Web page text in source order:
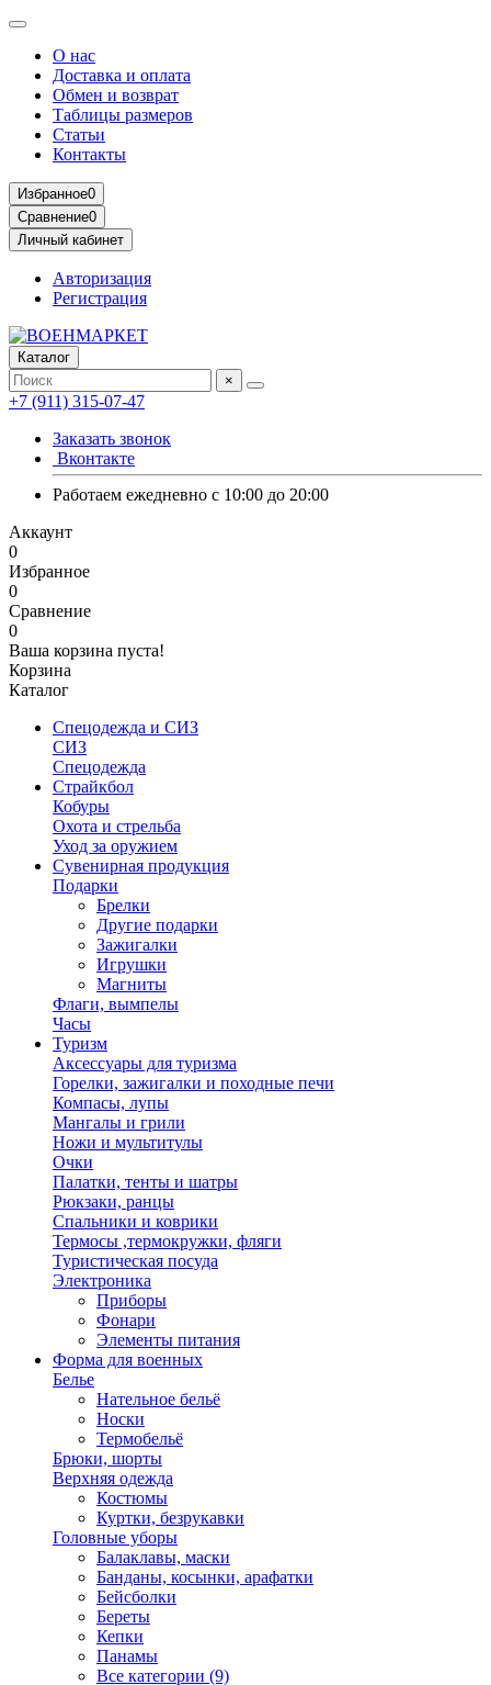
О нас
Доставка и оплата
Обмен и возврат
Таблицы размеров
Статьи
Контакты
Избранное0
Сравнение0
Личный кабинет
Авторизация
Регистрация
Каталог
×
+7 (911) 315-07-47
Заказать звонок
Вконтакте
Работаем ежедневно с 10:00 до 20:00
Аккаунт
0
Избранное
0
Сравнение
0
Ваша корзина пуста!
Корзина
Каталог
Спецодежда и СИЗ
СИЗ
Спецодежда
Страйкбол
Кобуры
Охота и стрельба
Уход за оружием
Сувенирная продукция
Подарки
Брелки
Другие подарки
Зажигалки
Игрушки
Магниты
Флаги, вымпелы
Часы
Туризм
Аксессуары для туризма
Горелки, зажигалки и походные печи
Компасы, лупы
Мангалы и грили
Ножи и мультитулы
Очки
Палатки, тенты и шатры
Рюкзаки, ранцы
Спальники и коврики
Термосы ,термокружки, фляги
Туристическая посуда
Электроника
Приборы
Фонари
Элементы питания
Форма для военных
Белье
Нательное бельё
Носки
Термобельё
Брюки, шорты
Верхняя одежда
Костюмы
Куртки, безрукавки
Головные уборы
Балаклавы, маски
Банданы, косынки, арафатки
Бейсболки
Береты
Кепки
Панамы
Все категории (9)